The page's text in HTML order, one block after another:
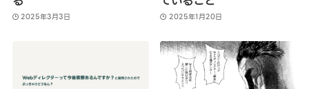
2025年3月3日 2025年1月20日